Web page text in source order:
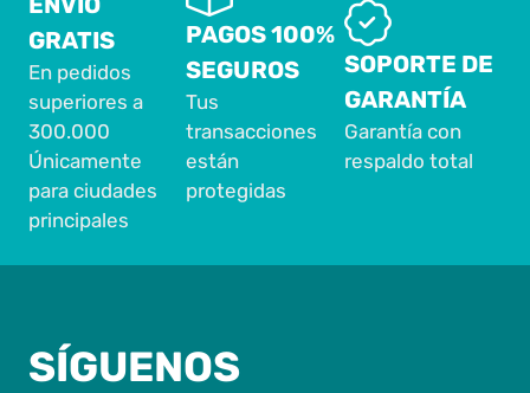
GRATIS
En pedidos
superiores a
300.000
Únicamente
para ciudades
principales
PAGOS 100%
SEGUROS
Tus
transacciones
están
protegidas
SOPORTE DE
GARANTÍA
Garantía con
respaldo total
SÍGUENOS